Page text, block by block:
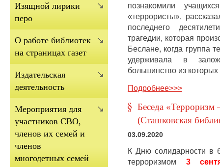
познакомили
«террористы»,
последнего
трагедии, которая
Беслане, когда группа
удерживала в
большинство из
Подробнее>>>
Беседа «Терроризм
(Сташковская
03.09.2020
К Дню солидарности в
терроризмом 3
Изящной лирики
перо
О работе библиотек
на страницах газет
Издательская
деятельность
Мероприятия для
участников СВО,
членов их семей и
членов
многодетных семей